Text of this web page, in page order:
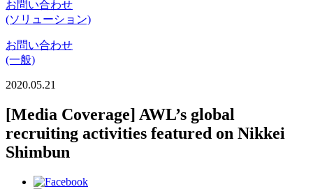
お問い合わせ
(ソリューション)
お問い合わせ
(一般)
2020.05.21
[Media Coverage] AWL’s global
recruiting activities featured on Nikkei
Shimbun